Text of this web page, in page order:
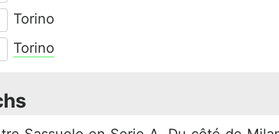
Torino
Torino